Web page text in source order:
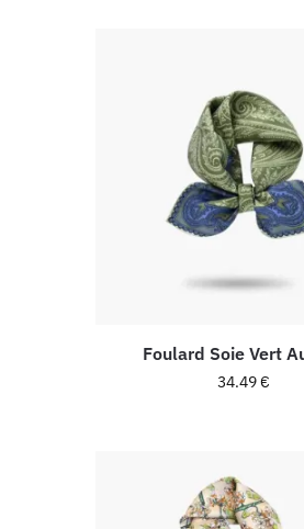
Foulard Soie Vert
34.49€